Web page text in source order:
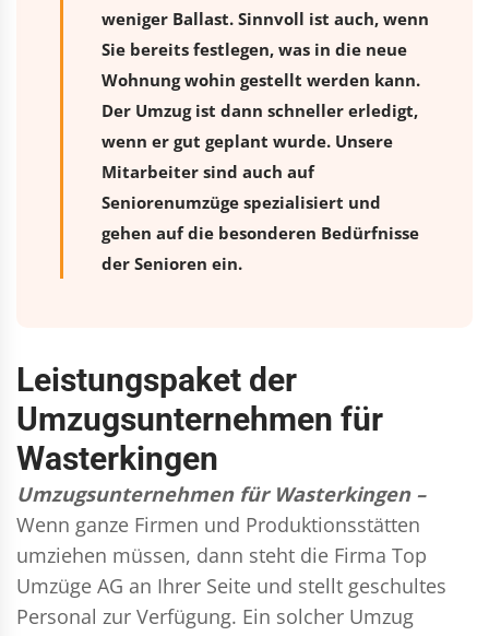
weniger Ballast. Sinnvoll ist auch, wenn
Sie bereits festlegen, was in die neue
Wohnung wohin gestellt werden kann.
Der Umzug ist dann schneller erledigt,
wenn er gut geplant wurde. Unsere
Mitarbeiter sind auch auf
Seniorenumzüge spezialisiert und
gehen auf die besonderen Bedürfnisse
der Senioren ein.
Leistungspaket der
Umzugsunternehmen für
Wasterkingen
Umzugsunternehmen für Wasterkingen –
Wenn ganze Firmen und Produktionsstätten
umziehen müssen, dann steht die Firma Top
Umzüge AG an Ihrer Seite und stellt geschultes
Personal zur Verfügung. Ein solcher Umzug